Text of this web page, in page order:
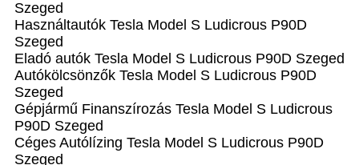
Szeged
Használtautó‎k Tesla Model S Ludicrous P90D
Szeged
Eladó autók Tesla Model S Ludicrous P90D Szeged
Autókölcsönzők Tesla Model S Ludicrous P90D
Szeged
Gépjármű Finanszírozás Tesla Model S Ludicrous
P90D Szeged
Céges Autólízing Tesla Model S Ludicrous P90D
Szeged